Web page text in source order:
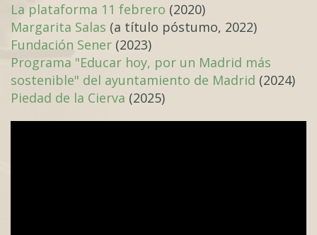
La plataforma 11 febrero (2020)
Margarita Salas (a título póstumo, 2022)
Fundación Sener (2023)
Programa "Educar hoy, por un Madrid más
sostenible" del ayuntamiento de Madrid (2024)
Piedad de la Cierva (2025)